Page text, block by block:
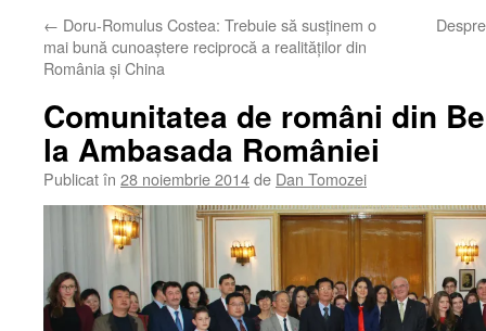
← Doru-Romulus Costea: Trebuie să susţinem o
mai bună cunoaştere reciprocă a realităților din
România și China
Comunitatea de români din
la Ambasada României
Publicat în 28 noiembrie 2014de Dan Tomozei